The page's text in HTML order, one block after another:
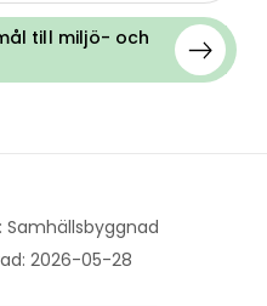
till miljö- och
Samhällsbyggnad
2026-05-28